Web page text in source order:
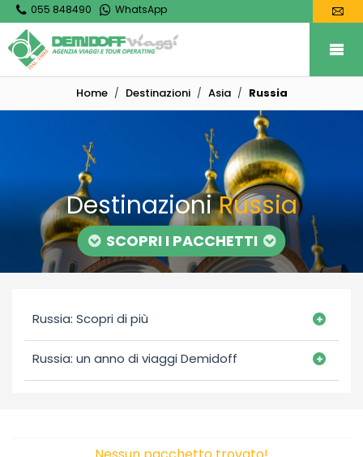
055 848490 WhatsApp
Home Destinazioni Asia Russia
DestinazioniRussia
SCOPRI I PACCHETTI
Russia: Scopri di più
Russia: un anno di viaggi Demidoff